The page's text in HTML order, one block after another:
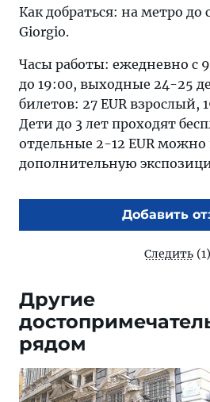
Как добраться: на метро до
Giorgio.
Часы работы: ежедневно с
до 19:00, выходные 24-25
билетов: 27 EUR взрослый,
Дети до 3 лет проходят
отдельные 2-12 EUR можно
дополнительную
Добавить
Следить (1)
Другие
рядом